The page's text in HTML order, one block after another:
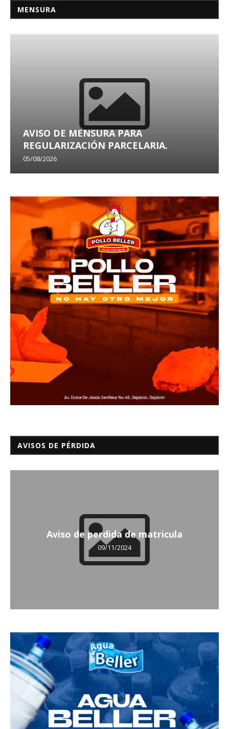
MENSURA
AVISO DE MENSURA PARA
REGULARIZACIÓN PARCELARIA.
05/08/2026
AVISOS DE PÉRDIDA
Aviso de perdida de matricula
09/11/2024